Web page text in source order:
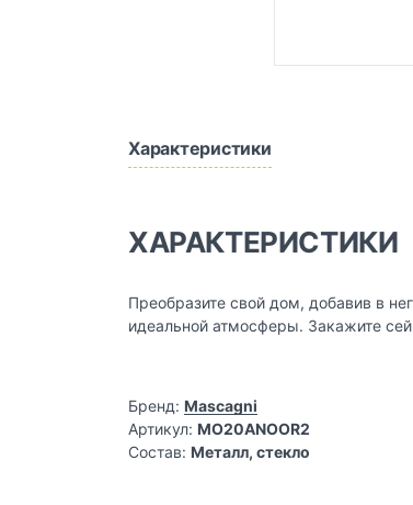
Характеристики
ХАРАКТЕРИСТИКИ
Преобразите свой дом, добавив в
идеальной атмосферы. Закажите
Бренд: Mascagni
Артикул: MO20ANOOR2
Состав: Металл, стекло